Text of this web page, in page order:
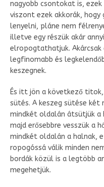
nagyobb csontokat is,
viszont ezek akkorák,
lenyelni, pláne nem
illetve egy részük akár
elropogtathatjuk. Akárcsak
legfinomabb és
keszegnek.
És itt jön a következő
sütés. A keszeg sütése két
mindkét oldalán átsütjük a
majd erősebbre vesszük a
mindkét oldalán a halnak,
ropogóssá válik minden
bordák közül is a legtöbb
megehetjük.